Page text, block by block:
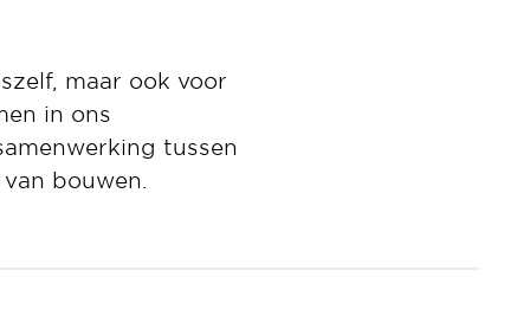
maar ook voor
in ons
tussen
bouwen.